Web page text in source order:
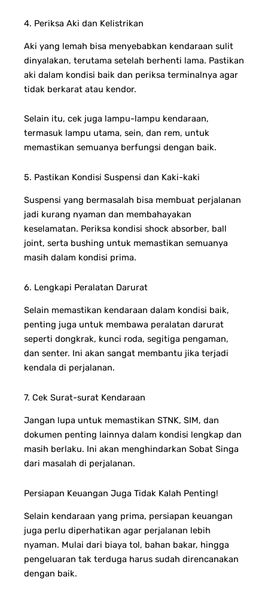
4. Periksa Aki dan Kelistrikan
Aki yang lemah bisa menyebabkan kendaraan sulit
dinyalakan, terutama setelah berhenti lama. Pastikan
aki dalam kondisi baik dan periksa terminalnya agar
tidak berkarat atau kendor.
Selain itu, cek juga lampu-lampu kendaraan,
termasuk lampu utama, sein, dan rem, untuk
memastikan semuanya berfungsi dengan baik.
5. Pastikan Kondisi Suspensi dan Kaki-kaki
Suspensi yang bermasalah bisa membuat perjalanan
jadi kurang nyaman dan membahayakan
keselamatan. Periksa kondisi shock absorber, ball
joint, serta bushing untuk memastikan semuanya
masih dalam kondisi prima.
6. Lengkapi Peralatan Darurat
Selain memastikan kendaraan dalam kondisi baik,
penting juga untuk membawa peralatan darurat
seperti dongkrak, kunci roda, segitiga pengaman,
dan senter. Ini akan sangat membantu jika terjadi
kendala di perjalanan.
7. Cek Surat-surat Kendaraan
Jangan lupa untuk memastikan STNK, SIM, dan
dokumen penting lainnya dalam kondisi lengkap dan
masih berlaku. Ini akan menghindarkan Sobat Singa
dari masalah di perjalanan.
Persiapan Keuangan Juga Tidak Kalah Penting!
Selain kendaraan yang prima, persiapan keuangan
juga perlu diperhatikan agar perjalanan lebih
nyaman. Mulai dari biaya tol, bahan bakar, hingga
pengeluaran tak terduga harus sudah direncanakan
dengan baik.